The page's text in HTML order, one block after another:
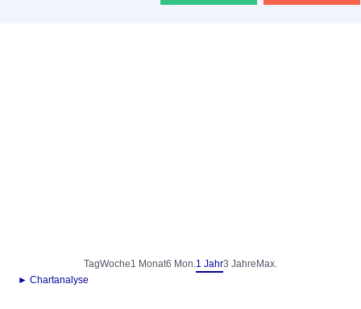
TagWoche1 Monat6 Mon.1 Jahr3 Jahre Max.
► Chartanalyse